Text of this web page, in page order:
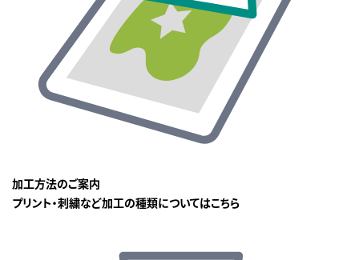
加工方法のご案内
プリント・刺繍など加工の種類についてはこちら